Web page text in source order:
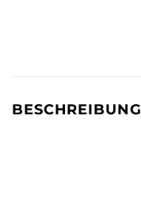
BESCHREIBUNG